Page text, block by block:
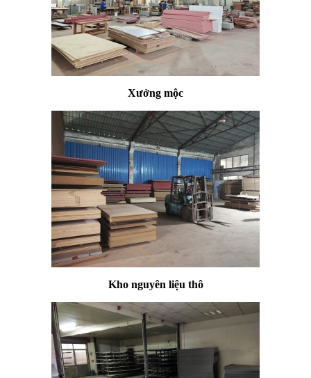
Xưởng mộc
Kho nguyên liệu thô